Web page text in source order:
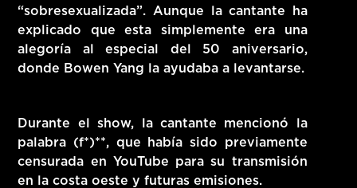
“sobresexualizada”. Aunque la cantante ha
explicado que esta simplemente era una
alegoría al especial del 50 aniversario,
donde Bowen Yang la ayudaba a levantarse.
Durante el show, la cantante mencionó la
palabra (f*)**, que había sido previamente
censurada en YouTube para su transmisión
en la costa oeste y futuras emisiones.